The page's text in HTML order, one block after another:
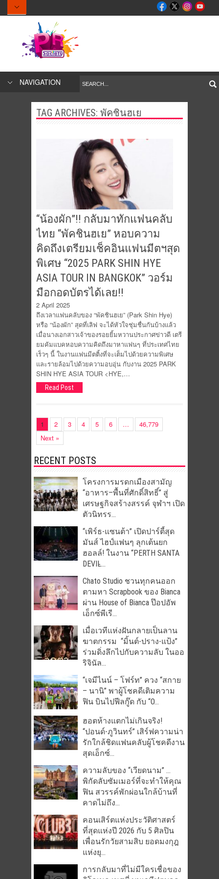
NAVIGATION
TAG ARCHIVES: พัคชินฮเย
“น้องผัก”!! กลับมาทักแฟนคลับ
ไทย “พัคชินฮเย” หอบความ
คิดถึงเตรียมเช็คอินแฟนมีตฯสุด
พิเศษ “2025 PARK SHIN HYE
ASIA TOUR IN BANGKOK” วอร์ม
มือกอดบัตรได้เลย!!
2 April 2025
ถึงเวลาแฟนคลับของ “พัคชินฮเย” (Park Shin Hye)
หรือ “น้องผัก” สุดที่เลิฟ จะได้หัวใจชุ่มชื่นกันบ้างแล้ว
เมื่อนางเอกสาวเจ้าของรอยยิ้มหวานประกาศข่าวดี เตรี
ยมคัมแบคหอบความคิดถึงมาหาแฟนๆ ที่ประเทศไทย
เร็วๆ นี้ ในงานแฟนมีตติ้งที่จะเต็มไปด้วยความพิเศษ
และรายล้อมไปด้วยความอบอุ่น กับงาน 2025 PARK
SHIN HYE ASIA TOUR <HYE,…
Read Post
1 2 3 4 5 6 …
46,779
Next »
RECENT POSTS
โครงการมรดกเมืองสามัญ
“อาหาร–พื้นที่ศักดิ์สิทธิ์” สู่
เศรษฐกิจสร้างสรรค์ จุฬาฯ เปิด
ตัวนิทรร...
“เพิร์ธ-แซนต้า” เปิดปาร์ตี้สุด
มันส์ ไฮป์แฟนๆ ลุกเต้นยก
ฮอลล์! ในงาน “PERTH SANTA
DEVIL̵...
Chato Studio ชวนทุกคนออก
ตามหา Scrapbook ของ Bianca
ผ่าน House of Bianca ป๊อปอัพ
เอ็กซ์พีเรี...
เมื่อเวทีแห่งฝันกลายเป็นลาน
ฆาตกรรม “มิ้นต์-ปราง-แป้ง”
ร่วมดิ่งลึกไปกับความลับ ในออ
ริจินัล...
“เจมีไนน์ – โฟร์ท” ควง “สกาย
– นานิ” พาผู้โชคดีเติมความ
ฟิน บินไปฟีลกู๊ด กับ “O...
ฮอตห้างแตกไม่เกินจริง!
“ปอนด์-ภูวินทร์” เสิร์ฟความน่า
รักใกล้ชิดแฟนคลับผู้โชคดีงาน
สุดเอ็กซ์...
ความลับของ “เวียดนาม” …
พิกัดลับซัมเมอร์ที่จะทำให้คุณ
ฟิน สวรรค์พักผ่อนใกล้บ้านที่
คาดไม่ถึง...
คอนเสิร์ตแห่งประวัติศาสตร์
ที่สุดแห่งปี 2026 กับ 5 ศิลปิน
เพื่อนรักวัยสามสิบ ยอดมงกุฎ
แห่งยุ...
การกลับมาที่ไม่มีใครเชื่อของ